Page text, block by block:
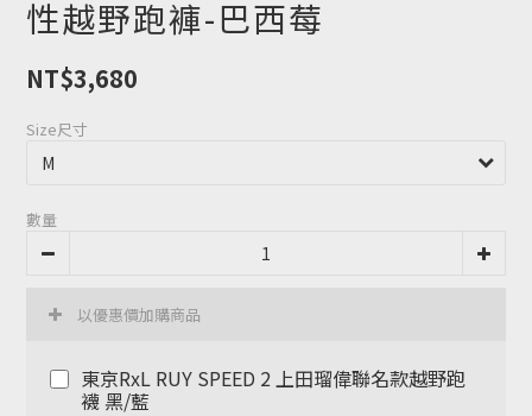
性越野跑褲-巴西莓
NT$3,680
Size尺寸
數量
以優惠價加購商品
東京RxL RUY SPEED 2 上田瑠偉聯名款越野跑
襪 黑/藍